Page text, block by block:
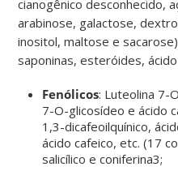
cianogênico desconhecido,
arabinose, galactose,
inositol, maltose e
saponinas, esteróides,
Fenólicos: Luteolina 7-
7-O-glicosídeo e ácido
1,3-dicafeoilquínico,
ácido cafeico, etc. (17
salicílico e coniferina3;